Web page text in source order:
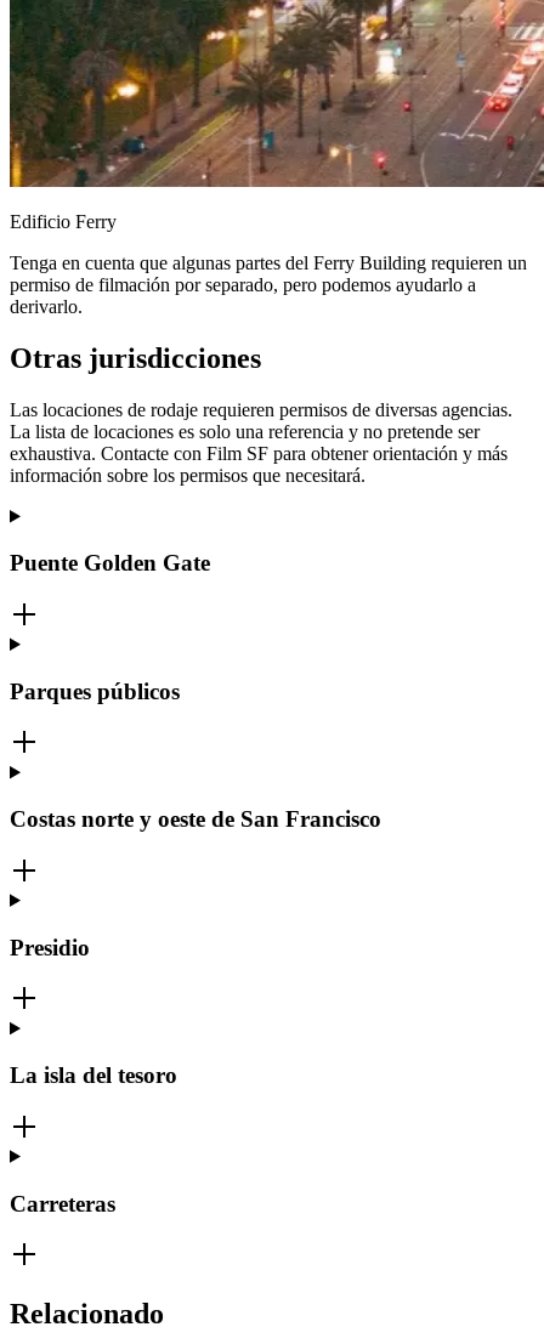
Edificio Ferry
Tenga en cuenta que algunas partes del Ferry Building requieren un
permiso de filmación por separado, pero podemos ayudarlo a
derivarlo.
Otras jurisdicciones
Las locaciones de rodaje requieren permisos de diversas agencias.
La lista de locaciones es solo una referencia y no pretende ser
exhaustiva. Contacte con Film SF para obtener orientación y más
información sobre los permisos que necesitará.
Puente Golden Gate
Parques públicos
Costas norte y oeste de San Francisco
Presidio
La isla del tesoro
Carreteras
Relacionado